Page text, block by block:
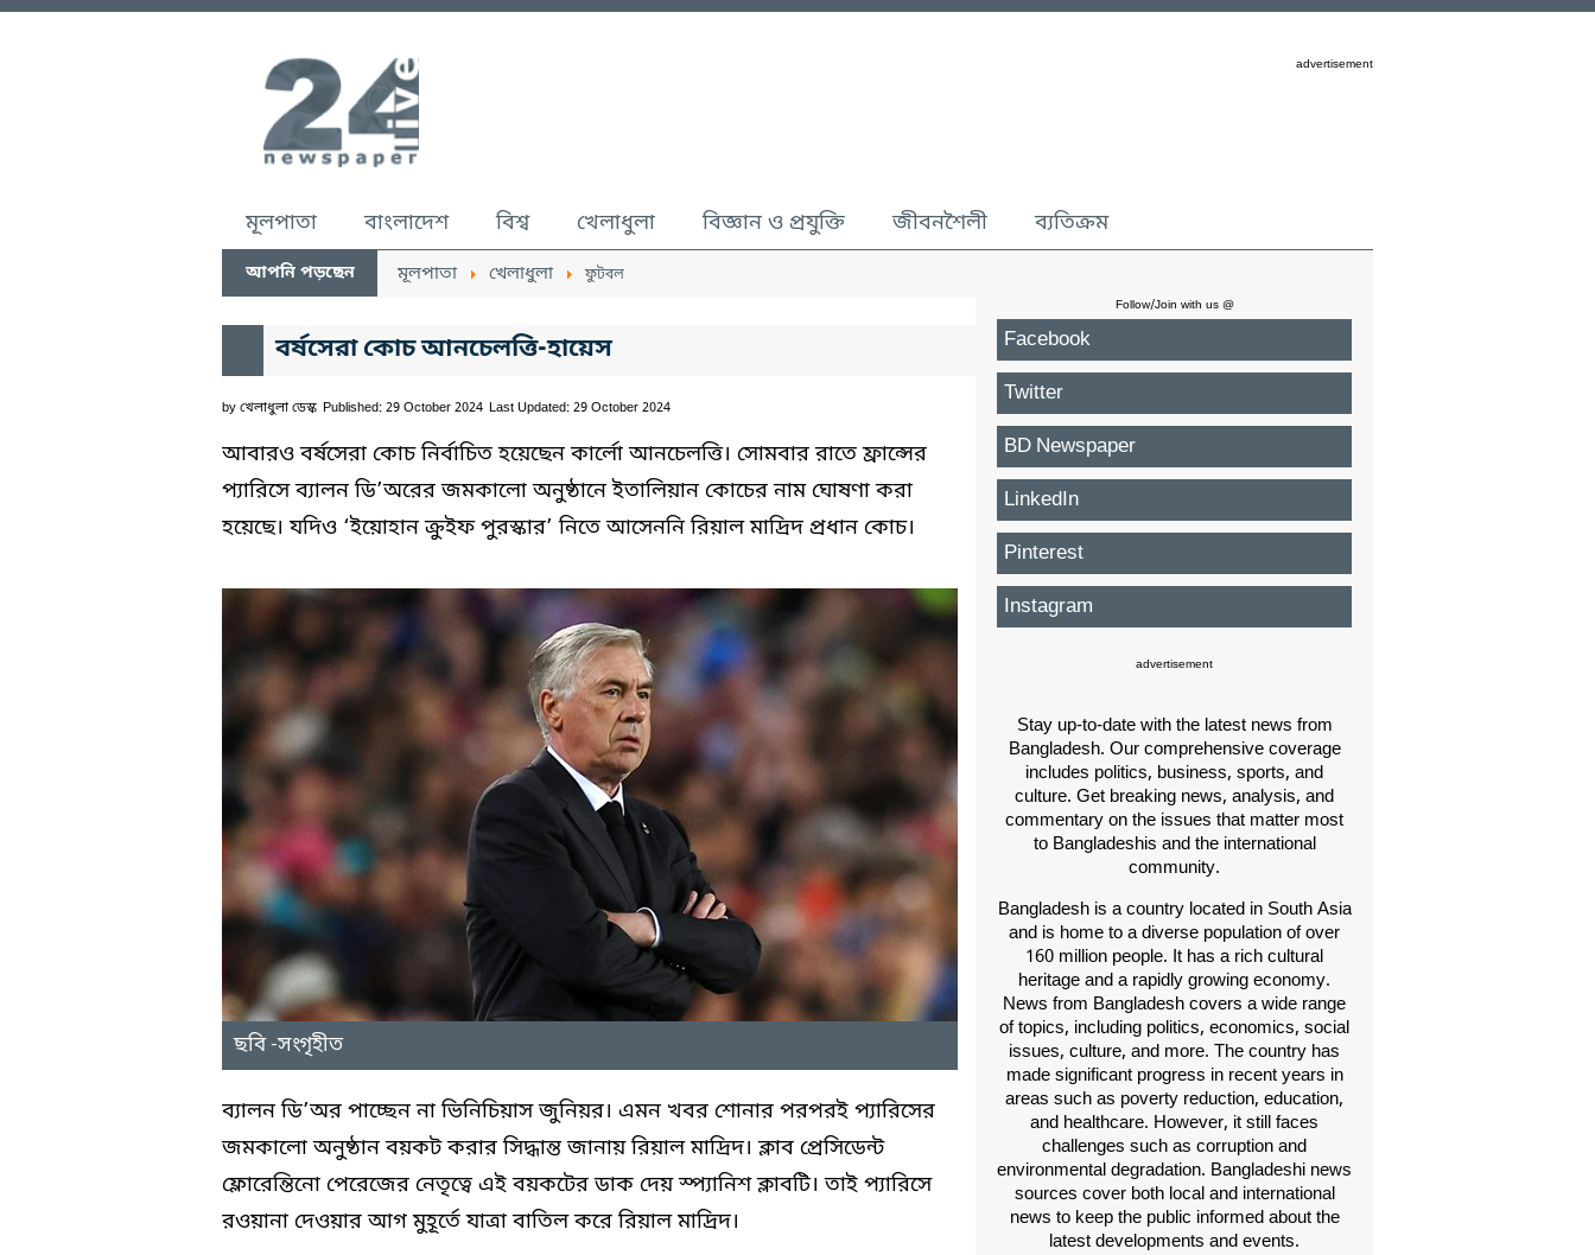
advertisement
মূলপাতা বাংলাদেশ বিশ্ব খেলাধুলা বিজ্ঞান ও প্রযুক্তি জীবনশৈলী ব্যতিক্রম
আপনি পড়ছেন মূলপাতা খেলাধুলা ফুটবল
বর্ষসেরা কোচ আনচেলত্তি-হায়েস
by খেলাধুলা ডেস্ক Published: 29 October 2024 Last Updated: 29 October 2024
আবারও বর্ষসেরা কোচ নির্বাচিত হয়েছেন কার্লো আনচেলত্তি। সোমবার রাতে ফ্রান্সের
প্যারিসে ব্যালন ডি’অরের জমকালো অনুষ্ঠানে ইতালিয়ান কোচের নাম ঘোষণা করা
হয়েছে। যদিও ‘ইয়োহান ক্রুইফ পুরস্কার’ নিতে আসেননি রিয়াল মাদ্রিদ প্রধান কোচ।
ছবি -সংগৃহীত
ব্যালন ডি’অর পাচ্ছেন না ভিনিচিয়াস জুনিয়র। এমন খবর শোনার পরপরই প্যারিসের
জমকালো অনুষ্ঠান বয়কট করার সিদ্ধান্ত জানায় রিয়াল মাদ্রিদ। ক্লাব প্রেসিডেন্ট
ফ্লোরেন্তিনো পেরেজের নেতৃত্বে এই বয়কটের ডাক দেয় স্প্যানিশ ক্লাবটি। তাই প্যারিসে
রওয়ানা দেওয়ার আগ মুহূর্তে যাত্রা বাতিল করে রিয়াল মাদ্রিদ।
Follow/Join with us @
Facebook
Twitter
BD Newspaper
LinkedIn
Pinterest
Instagram
advertisement
Stay up-to-date with the latest news from
Bangladesh. Our comprehensive coverage
includes politics, business, sports, and
culture. Get breaking news, analysis, and
commentary on the issues that matter most
to Bangladeshis and the international
community.
Bangladesh is a country located in South Asia
and is home to a diverse population of over
160 million people. It has a rich cultural
heritage and a rapidly growing economy.
News from Bangladesh covers a wide range
of topics, including politics, economics, social
issues, culture, and more. The country has
made significant progress in recent years in
areas such as poverty reduction, education,
and healthcare. However, it still faces
challenges such as corruption and
environmental degradation. Bangladeshi news
sources cover both local and international
news to keep the public informed about the
latest developments and events.